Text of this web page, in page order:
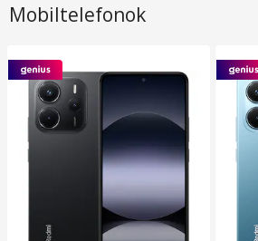
Mobiltelefonok